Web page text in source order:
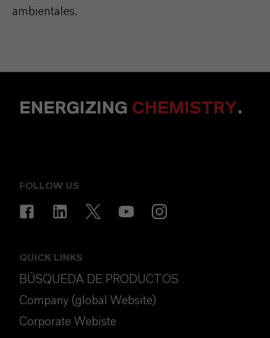
ambientales.
ENERGIZING CHEMISTRY.
FOLLOW US
QUICK LINKS
BÚSQUEDA DE PRODUCTOS
Company (global Website)
Corporate Webiste